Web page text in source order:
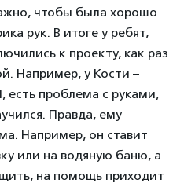
чтобы была хорошо
рук. В итоге у ребят,
к проекту, как раз
Например, у Кости –
есть проблема с руками,
Правда, ему
Например, он ставит
или на водяную баню, а
на помощь приходит